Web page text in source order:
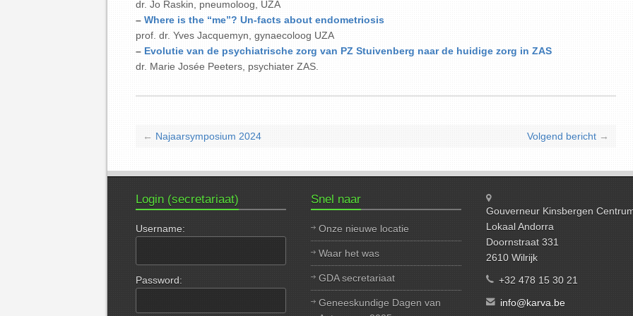
dr. Jo Raskin, pneumoloog, UZA
– Where is the “me”? Un-facts about endometriosis
prof. dr. Yves Jacquemyn, gynaecoloog UZA
– Evolutie van de psychiatrische zorg van PZ Stuivenberg naar de huidige zorg in ZAS
dr. Marie Josée Peeters, psychiater ZAS.
← Najaarsymposium 2024 Volgend bericht →
Login (secretariaat)
Username:
Password:
Snel naar
Onze nieuwe locatie
Waar het was
GDA secretariaat
Geneeskundige Dagen van
Gouverneur Kinsbergen
Lokaal Andorra
Doornstraat 331
2610 Wilrijk
+32 478 15 30 21
info@karva.be